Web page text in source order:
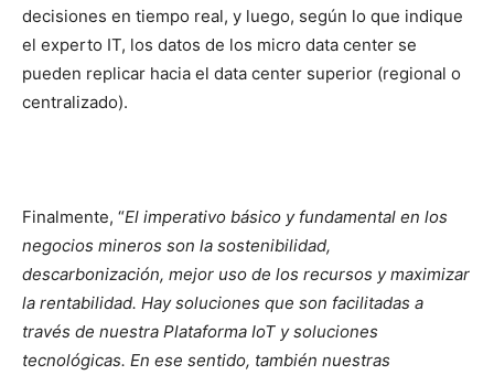
decisiones en tiempo real, y luego, según lo que indique
el experto IT, los datos de los micro data center se
pueden replicar hacia el data center superior (regional o
centralizado).
Finalmente, “El imperativo básico y fundamental en los
negocios mineros son la sostenibilidad,
descarbonización, mejor uso de los recursos y maximizar
la rentabilidad. Hay soluciones que son facilitadas a
través de nuestra Plataforma IoT y soluciones
tecnológicas. En ese sentido, también nuestras